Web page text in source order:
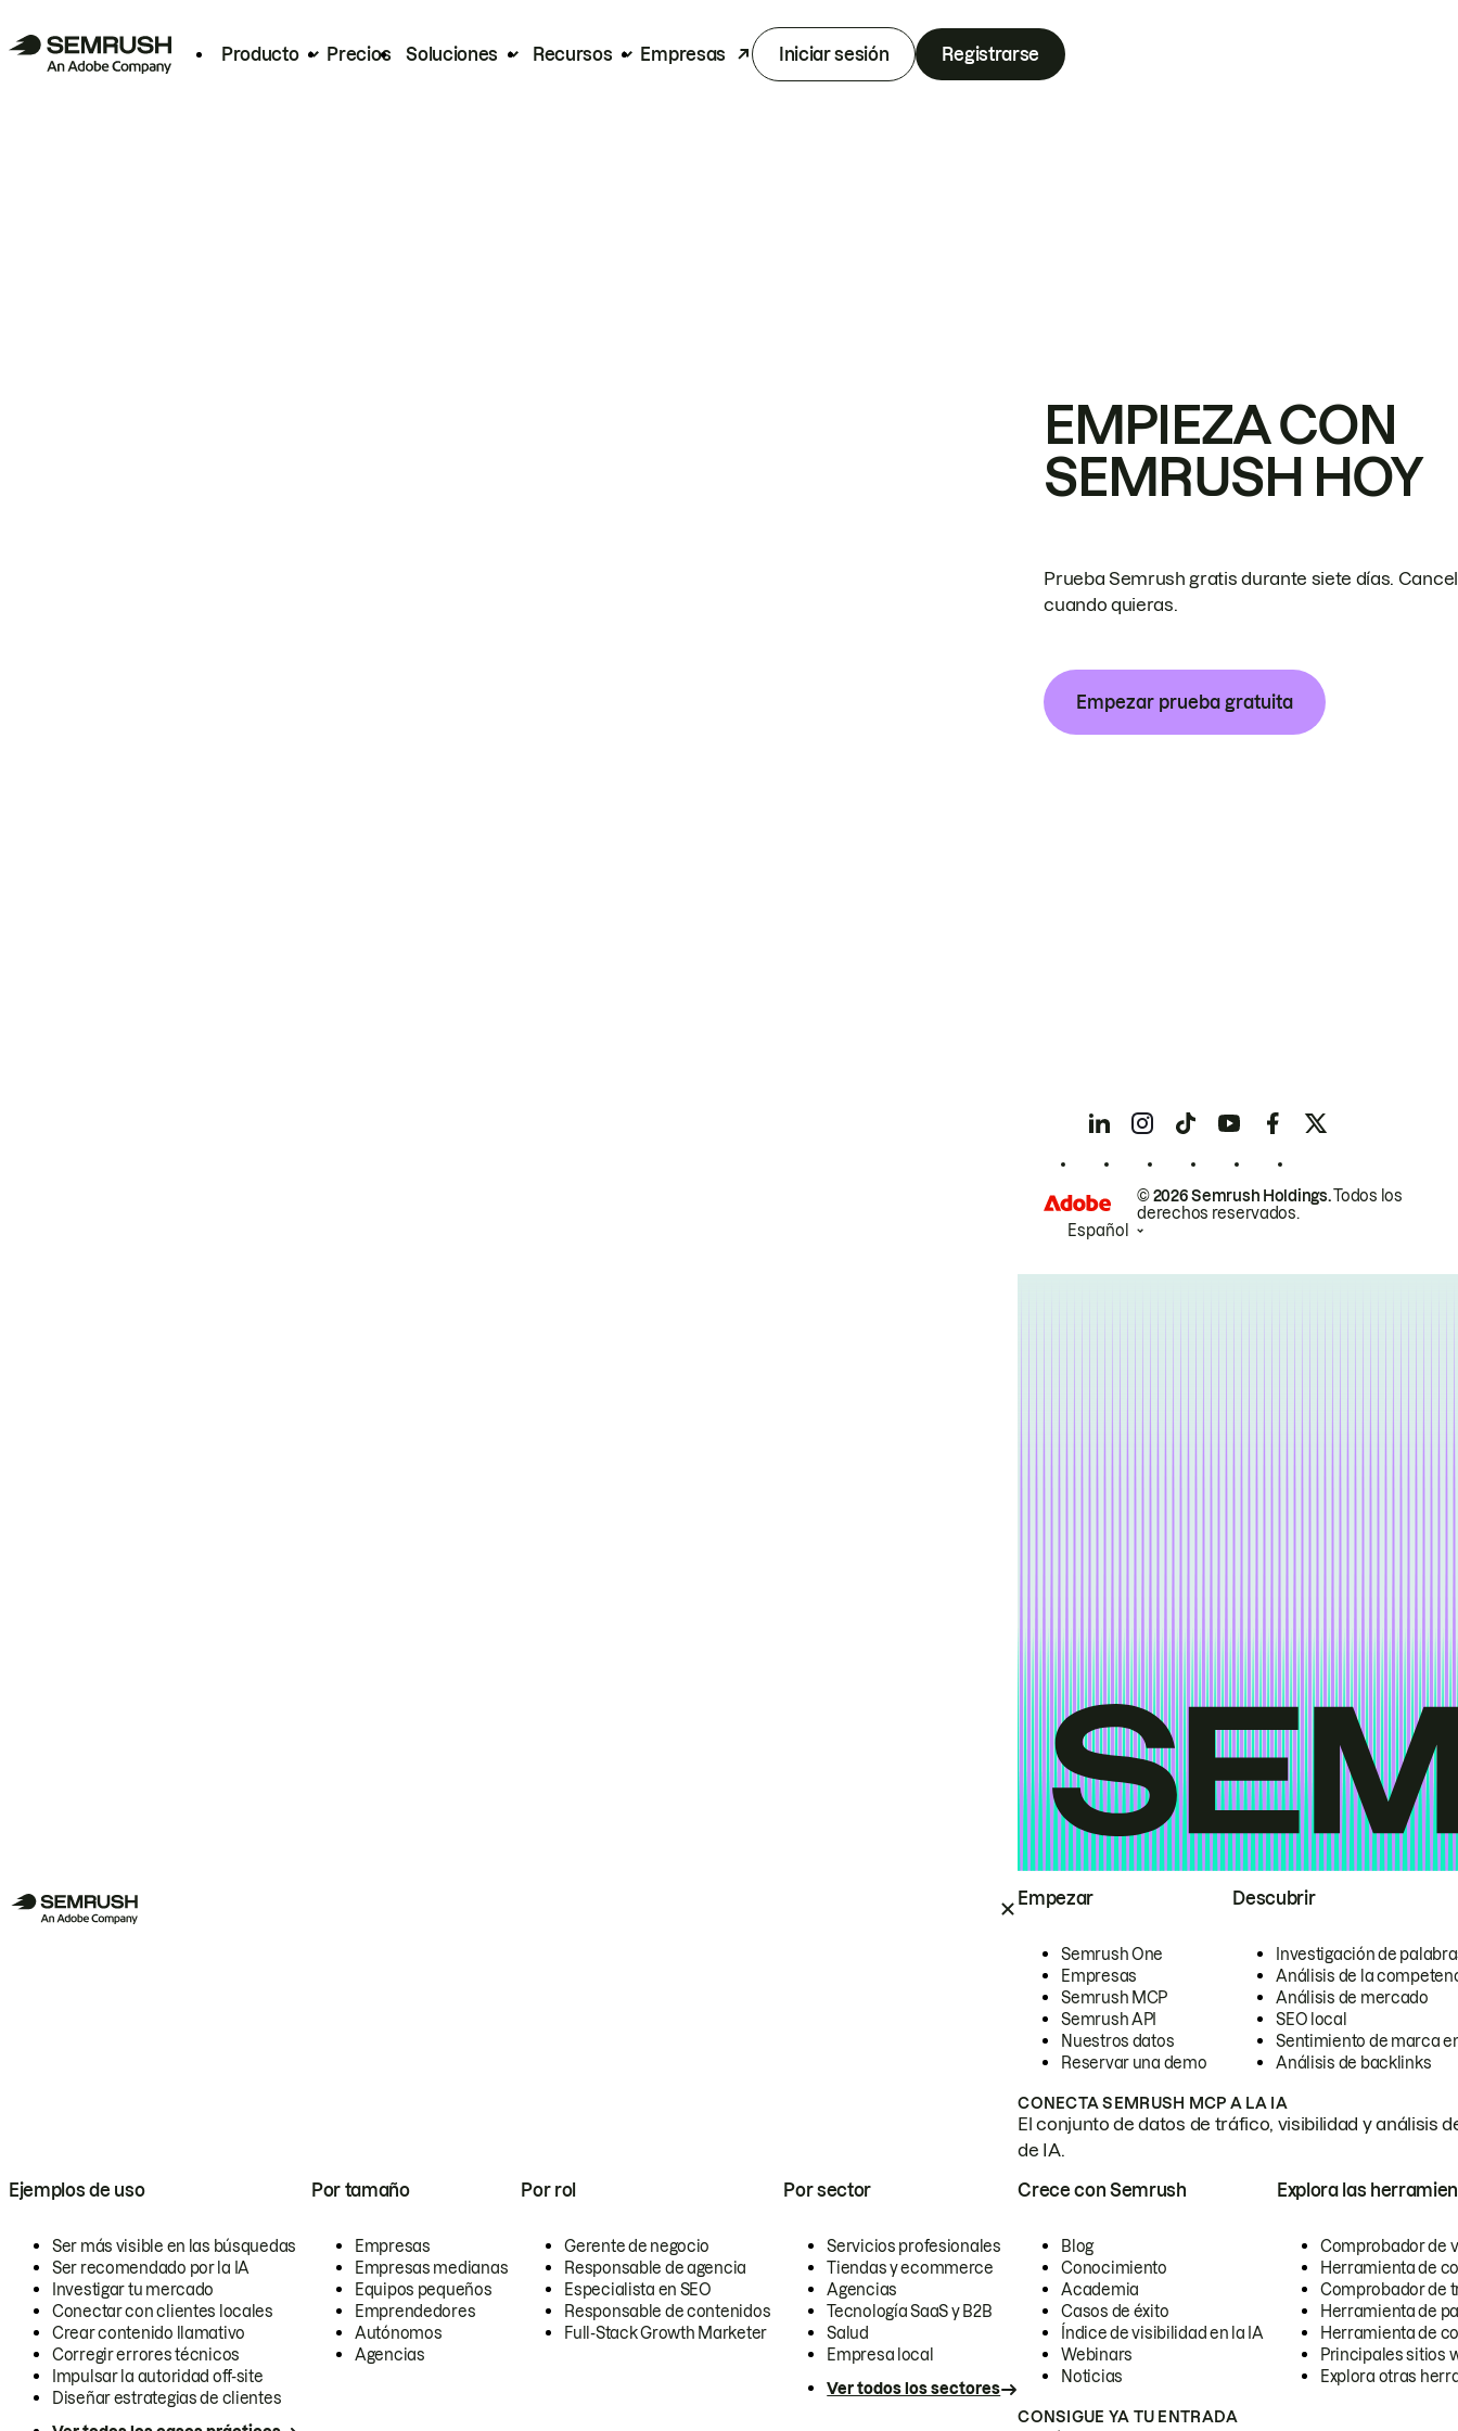
Producto Precios Soluciones Recursos Empresas Iniciar sesión Registrarse
Empezar
Semrush One
Empresas
Semrush MCP
Semrush API
Nuestros datos
Reservar una demo
Descubrir
Investigación de
Análisis de la
Análisis de mercado
SEO local
Sentimiento de marca
Análisis de backlinks
CONECTA SEMRUSH MCP A LA IA
El conjunto de datos de tráfico, visibilidad y análisis
de IA.
Ejemplos de uso
Ser más visible en las búsquedas
Ser recomendado por la IA
Investigar tu mercado
Conectar con clientes locales
Crear contenido llamativo
Corregir errores técnicos
Impulsar la autoridad off-site
Diseñar estrategias de clientes
Por tamaño
Empresas
Empresas medianas
Equipos pequeños
Emprendedores
Autónomos
Agencias
Por rol
Gerente de negocio
Responsable de agencia
Especialista en SEO
Responsable de contenidos
Full-Stack Growth Marketer
Por sector
Servicios profesionales
Tiendas y ecommerce
Agencias
Tecnología SaaS y B2B
Salud
Empresa local
Ver todos los sectores
Crece con Semrush
Blog
Conocimiento
Academia
Casos de éxito
Índice de visibilidad en la IA
Webinars
Noticias
Explora las
Comprobador de
Herramienta de
Comprobador de
Herramienta de
Herramienta de
Principales sitios
Explora otras
CONSIGUE YA TU ENTRADA
EMPIEZA CON
SEMRUSH HOY
Prueba Semrush gratis durante siete días.
cuando quieras.
Empezar prueba gratuita
© 2026 Semrush Holdings.Todos los
derechos reservados.
Español